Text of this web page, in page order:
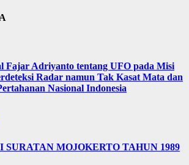
Fajar Adriyanto tentang UFO pada Misi
Radar namun Tak Kasat Mata dan
Nasional Indonesia
MOJOKERTO TAHUN 1989